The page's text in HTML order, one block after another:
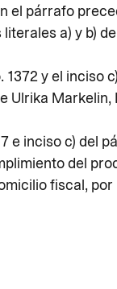
párrafo
a) y b)
y el inciso
Ulrika
inciso c) del
del
fiscal,